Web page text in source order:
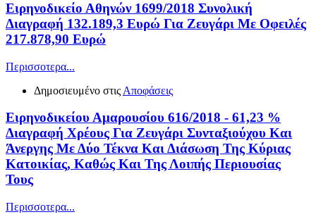
Ειρηνοδικείο Αθηνών 1699/2018 Συνολική
Διαγραφή 132.189,3 Ευρώ Για Ζευγάρι Με Οφειλές
217.878,90 Ευρώ
Περισσοτερα...
Δημοσιευμένο στις Αποφάσεις
Ειρηνοδικείου Αμαρουσίου 616/2018 - 61,23 %
Διαγραφή Χρέους Για Ζευγάρι Συνταξιούχου Και
Άνεργης Με Δύο Τέκνα Και Διάσωση Της Κύριας
Κατοικίας, Καθώς Και Της Λοιπής Περιουσίας
Τους
Περισσοτερα...